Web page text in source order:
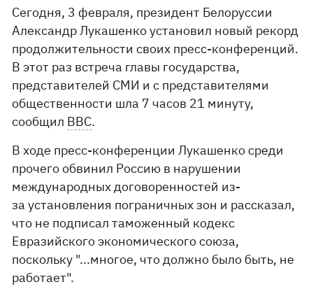
Сегодня, 3 февраля, президент Белоруссии
Александр Лукашенко установил новый рекорд
продолжительности своих пресс-конференций.
В этот раз встреча главы государства,
представителей СМИ и с представителями
общественности шла 7 часов 21 минуту,
сообщил ВВС.
В ходе пресс-конференции Лукашенко среди
прочего обвинил Россию в нарушении
международных договоренностей из-
за установления пограничных зон и рассказал,
что не подписал таможенный кодекс
Евразийского экономического союза,
поскольку "...многое, что должно было быть, не
работает".